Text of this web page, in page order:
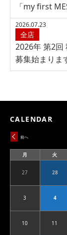
「my first
2026.07.23
全店
2026年 第2回
募集始まりま
CALENDAR
前へ
月
曜
火
曜
272026.07.27 28
32026.08.03 4
102026.08.10 11